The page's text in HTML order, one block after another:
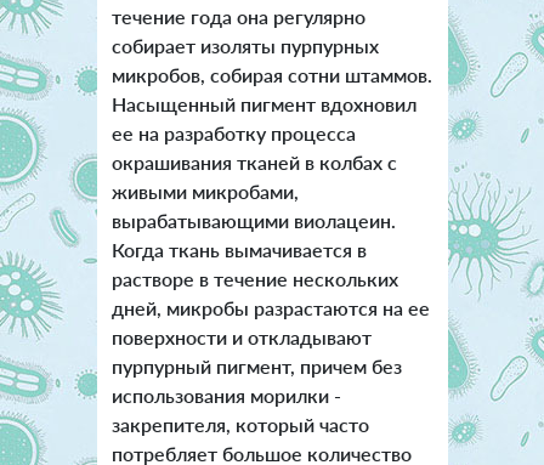
течение года она регулярно
собирает изоляты пурпурных
микробов, собирая сотни штаммов.
Насыщенный пигмент вдохновил
ее на разработку процесса
окрашивания тканей в колбах с
живыми микробами,
вырабатывающими виолацеин.
Когда ткань вымачивается в
растворе в течение нескольких
дней, микробы разрастаются на ее
поверхности и откладывают
пурпурный пигмент, причем без
использования морилки -
закрепителя, который часто
потребляет большое количество